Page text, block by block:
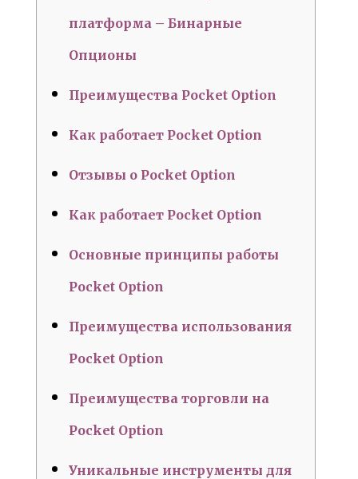
платформа – Бинарные
Опционы
Преимущества Pocket Option
Как работает Pocket Option
Отзывы о Pocket Option
Как работает Pocket Option
Основные принципы работы
Pocket Option
Преимущества использования
Pocket Option
Преимущества торговли на
Pocket Option
Уникальные инструменты для